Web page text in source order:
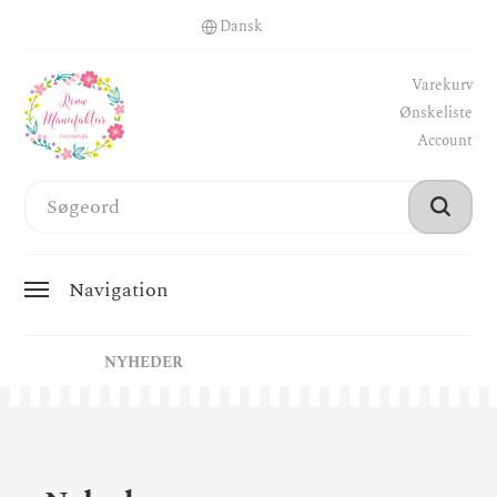
Varekurv
Ønskeliste
Account
Navigation
NYHEDER